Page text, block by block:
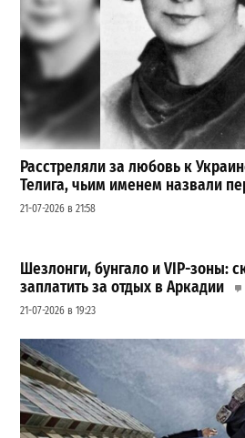
Расстреляли за любовь к
Телига, чьим именем назвали
21-07-2026 в 21:58
Шезлонги, бунгало и VIP-зоны:
заплатить за отдых в Аркадии
21-07-2026 в 19:23